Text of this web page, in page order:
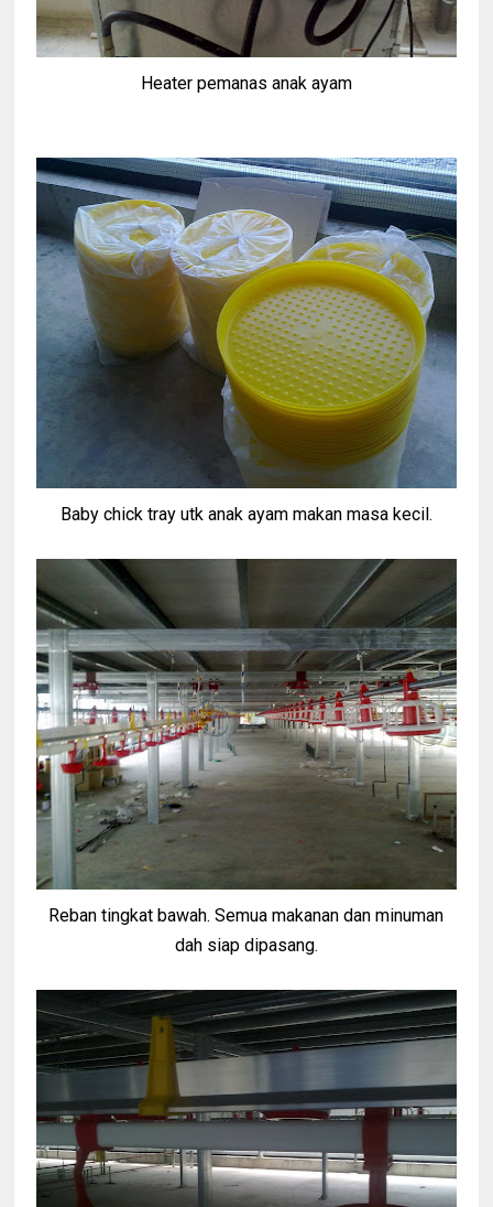
Heater pemanas anak ayam
Baby chick tray utk anak ayam makan masa kecil.
Reban tingkat bawah. Semua makanan dan minuman
dah siap dipasang.